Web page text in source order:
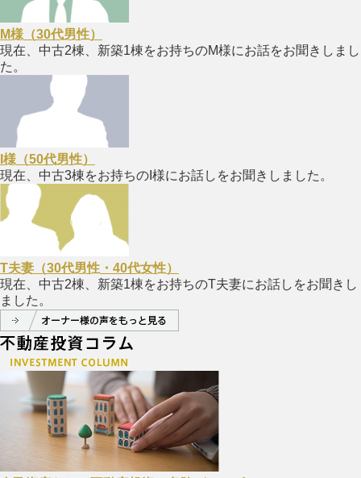
M様（30代男性）
現在、中古2棟、新築1棟をお持ちのM様にお話をお聞きしまし
た。
I様（50代男性）
現在、中古3棟をお持ちのI様にお話しをお聞きしました。
T夫妻（30代男性・40代女性）
現在、中古2棟、新築1棟をお持ちのT夫妻にお話しをお聞きし
ました。